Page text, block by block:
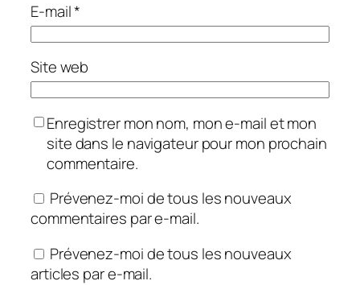
E-mail*
Site web
Enregistrer mon nom, mon e-mail et mon
site dans le navigateur pour mon prochain
commentaire.
Prévenez-moi de tous les nouveaux
commentaires par e-mail.
Prévenez-moi de tous les nouveaux
articles par e-mail.